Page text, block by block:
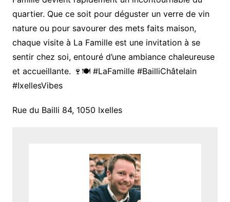
quartier. Que ce soit pour déguster un verre de vin
nature ou pour savourer des mets faits maison,
chaque visite à La Famille est une invitation à se
sentir chez soi, entouré d’une ambiance chaleureuse
et accueillante. 🍷🍽️ #LaFamille #BailliChâtelain
#IxellesVibes
Rue du Bailli 84, 1050 Ixelles